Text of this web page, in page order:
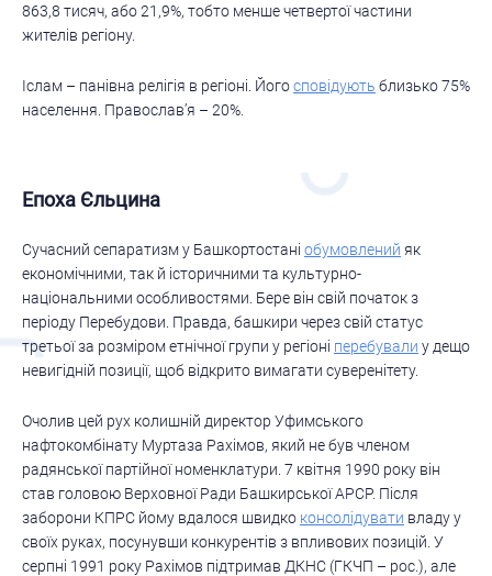
863,8 тисяч, або 21,9%, тобто менше четвертої частини
жителів регіону.
Іслам – панівна релігія в регіоні. Йогосповідують близько 75%
населення. Православ’я – 20%.
Епоха Єльцина
Сучасний сепаратизм у Башкортостані обумовлений як
економічними, так й історичними та культурно-
національними особливостями. Бере він свій початок з
періоду Перебудови. Правда, башкири через свій статус
третьої за розміром етнічної групи у регіоні перебували у дещо
невигідній позиції, щоб відкрито вимагати суверенітету.
Очолив цей рух колишній директор Уфимського
нафтокомбінату Муртаза Рахімов, який не був членом
радянської партійної номенклатури. 7 квітня 1990 року він
став головою Верховної Ради Башкирської АРСР. Після
заборони КПРС йому вдалося швидко консолідувати владу у
своїх руках, посунувши конкурентів з впливових позицій. У
серпні 1991 року Рахімов підтримав ДКНС (ГКЧП – рос.), але